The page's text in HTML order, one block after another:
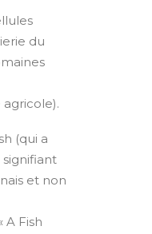
du
(qui a
et non
A Fish